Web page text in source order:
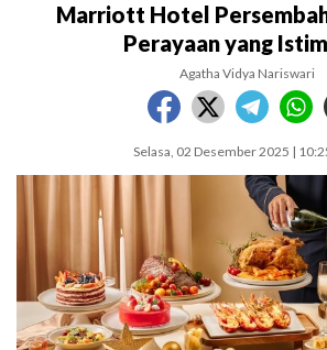
Marriott Hotel
Perayaan yang
Agatha Vidya Nariswari
Selasa, 02 Desember 2025 |